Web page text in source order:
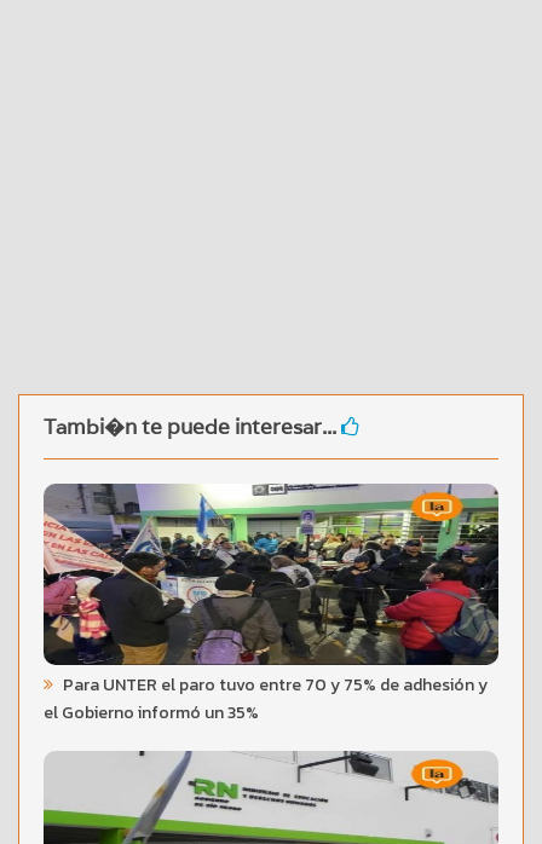
Tambi�n te puede interesar...
Para UNTER el paro tuvo entre 70 y 75% de adhesión y
el Gobierno informó un 35%